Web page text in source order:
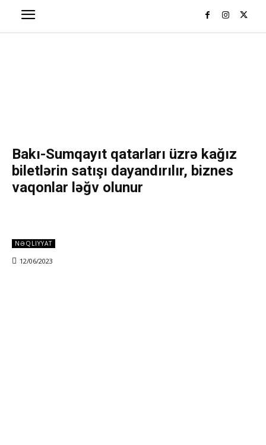
Bakı-Sumqayıt qatarları üzrə kağız
biletlərin satışı dayandırılır, biznes
vaqonlar ləğv olunur
NƏQLIYYAT
12/06/2023